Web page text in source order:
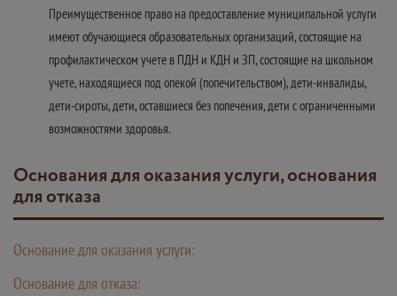
Преимущественное право на предоставление муниципальной услуги
имеют обучающиеся образовательных организаций, состоящие на
профилактическом учете в ПДН и КДН и ЗП, состоящие на школьном
учете, находящиеся под опекой (попечительством), дети-инвалиды,
дети-сироты, дети, оставшиеся без попечения, дети с ограниченными
возможностями здоровья.
Основания для оказания услуги, основания
для отказа
Основание для оказания услуги:
Основание для отказа: